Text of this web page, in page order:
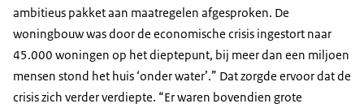
ambitieus pakket aan maatregelen afgesproken. De
woningbouw was door de economische crisis ingestort naar
45.000 woningen op het dieptepunt, bij meer dan een miljoen
mensen stond het huis ‘onder water’.” Dat zorgde ervoor dat de
crisis zich verder verdiepte. “Er waren bovendien grote